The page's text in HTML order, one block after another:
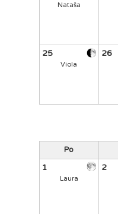
Nataša
25
Viola
26
Po
1
Laura
2